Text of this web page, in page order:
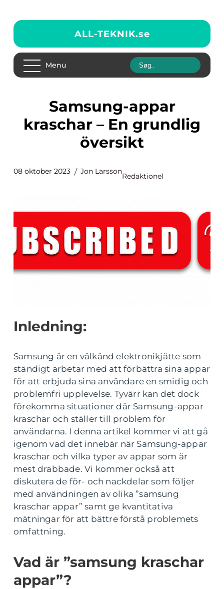
ALL-TEKNIK.se
Menu
Samsung-appar
kraschar – En grundlig
översikt
08 oktober 2023 Jon Larsson
Redaktionel
Inledning:
Samsung är en välkänd elektronikjätte som
ständigt arbetar med att förbättra sina appar
för att erbjuda sina användare en smidig och
problemfri upplevelse. Tyvärr kan det dock
förekomma situationer där Samsung-appar
kraschar och ställer till problem för
användarna. I denna artikel kommer vi att gå
igenom vad det innebär när Samsung-appar
kraschar och vilka typer av appar som är
mest drabbade. Vi kommer också att
diskutera de för- och nackdelar som följer
med användningen av olika ”samsung
kraschar appar” samt ge kvantitativa
mätningar för att bättre förstå problemets
omfattning.
Vad är ”samsung kraschar
appar”?